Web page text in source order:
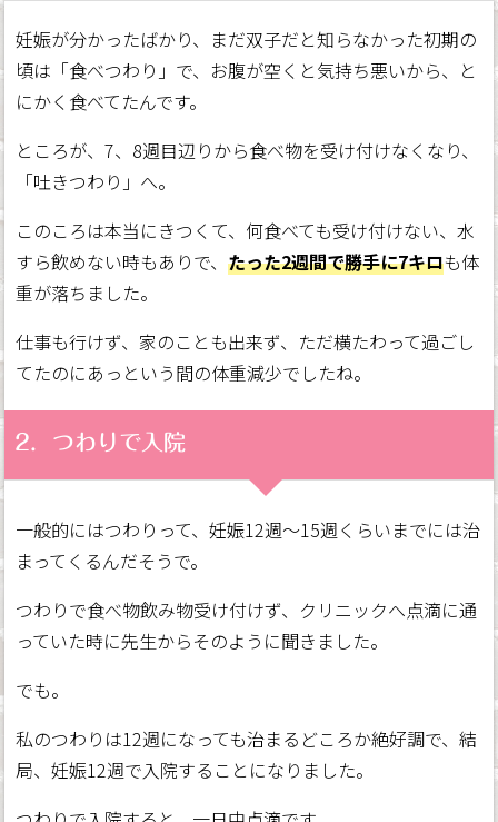
妊娠が分かったばかり、まだ双子だと知らなかった初期の
頃は「食べつわり」で、お腹が空くと気持ち悪いから、と
にかく食べてたんです。
ところが、7、8週目辺りから食べ物を受け付けなくなり、
「吐きつわり」へ。
このころは本当にきつくて、何食べても受け付けない、水
すら飲めない時もありで、たった2週間で勝手に7キロも体
重が落ちました。
仕事も行けず、家のことも出来ず、ただ横たわって過ごし
てたのにあっという間の体重減少でしたね。
2．つわりで入院
一般的にはつわりって、妊娠12週～15週くらいまでには治
まってくるんだそうで。
つわりで食べ物飲み物受け付けず、クリニックへ点滴に通
っていた時に先生からそのように聞きました。
でも。
私のつわりは12週になっても治まるどころか絶好調で、結
局、妊娠12週で入院することになりました。